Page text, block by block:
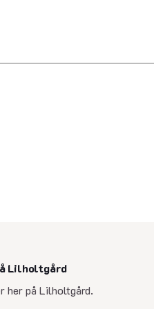
Lilholtgård
her på Lilholtgård.
opdateret 5. november 2025